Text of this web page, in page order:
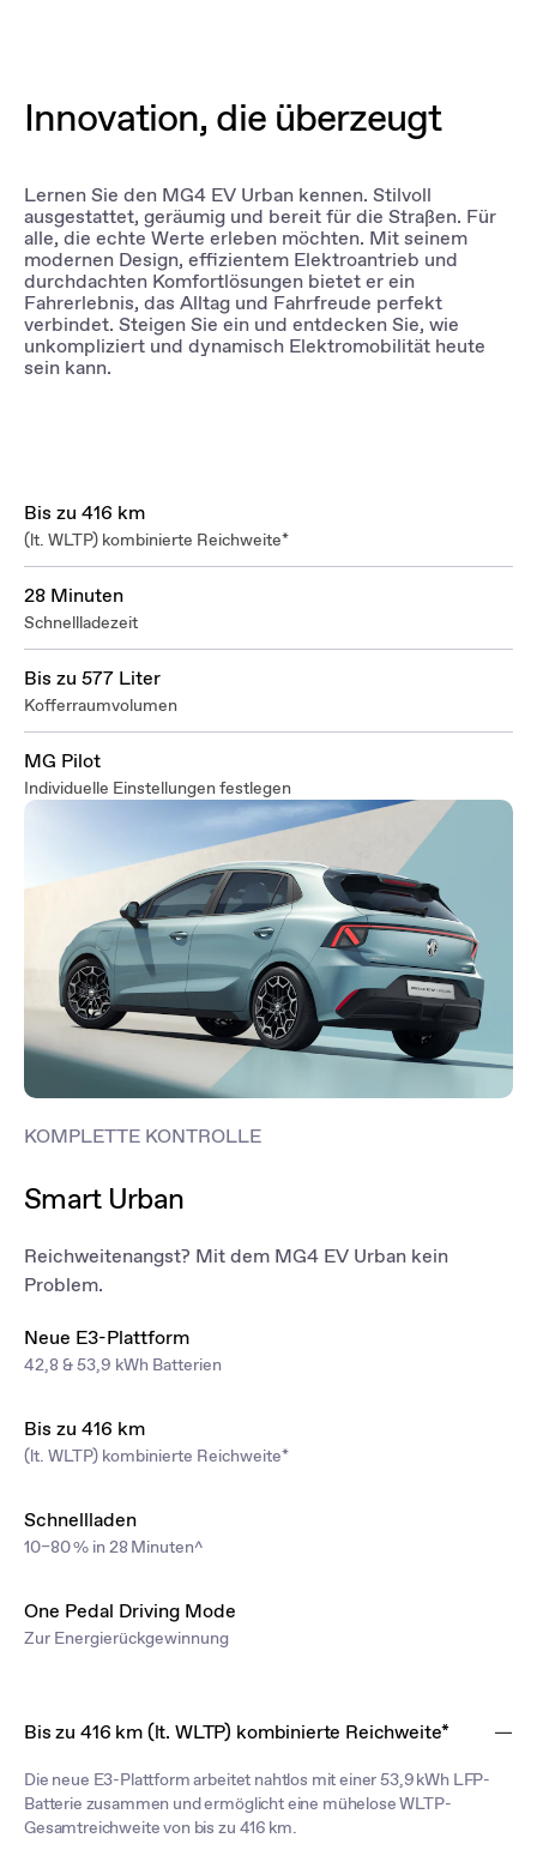
Innovation, die überzeugt
Lernen Sie den MG4 EV Urban kennen. Stilvoll
ausgestattet, geräumig und bereit für die Straßen. Für
alle, die echte Werte erleben möchten. Mit seinem
modernen Design, effizientem Elektroantrieb und
durchdachten Komfortlösungen bietet er ein
Fahrerlebnis, das Alltag und Fahrfreude perfekt
verbindet. Steigen Sie ein und entdecken Sie, wie
unkompliziert und dynamisch Elektromobilität heute
sein kann.
Bis zu 416 km
(lt. WLTP) kombinierte Reichweite*
28 Minuten
Schnellladezeit
Bis zu 577 Liter
Kofferraumvolumen
MG Pilot
Individuelle Einstellungen festlegen
KOMPLETTE KONTROLLE
Smart Urban
Reichweitenangst? Mit dem MG4 EV Urban kein
Problem.
Neue E3-Plattform
42,8 & 53,9 kWh Batterien
Bis zu 416 km
(lt. WLTP) kombinierte Reichweite*
Schnellladen
10–80 % in 28 Minuten^
One Pedal Driving Mode
Zur Energierückgewinnung
Bis zu 416 km (lt. WLTP) kombinierte Reichweite*
Die neue E3-Plattform arbeitet nahtlos mit einer 53,9 kWh LFP-
Batterie zusammen und ermöglicht eine mühelose WLTP-
Gesamtreichweite von bis zu 416 km.